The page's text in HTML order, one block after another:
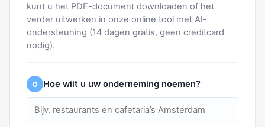
kunt u het PDF-document downloaden of het
verder uitwerken in onze online tool met AI-
ondersteuning (14 dagen gratis, geen creditcard
nodig).
0 Hoe wilt u uw onderneming noemen?